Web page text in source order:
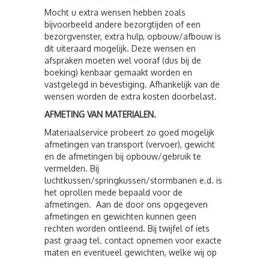
Mocht u extra wensen hebben zoals
bijvoorbeeld andere bezorgtijden of een
bezorgvenster, extra hulp, opbouw/afbouw is
dit uiteraard mogelijk. Deze wensen en
afspraken moeten wel vooraf (dus bij de
boeking) kenbaar gemaakt worden en
vastgelegd in bevestiging. Afhankelijk van de
wensen worden de extra kosten doorbelast.
AFMETING VAN MATERIALEN.
Materiaalservice probeert zo goed mogelijk
afmetingen van transport (vervoer), gewicht
en de afmetingen bij opbouw/gebruik te
vermelden. Bij
luchtkussen/springkussen/stormbanen e.d. is
het oprollen mede bepaald voor de
afmetingen. Aan de door ons opgegeven
afmetingen en gewichten kunnen geen
rechten worden ontleend. Bij twijfel of iets
past graag tel. contact opnemen voor exacte
maten en eventueel gewichten, welke wij op